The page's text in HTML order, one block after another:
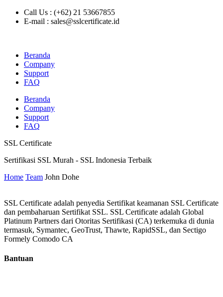
Call Us : (+62) 21 53667855
E-mail : sales@sslcertificate.id
Beranda
Company
Support
FAQ
Beranda
Company
Support
FAQ
SSL Certificate
Sertifikasi SSL Murah - SSL Indonesia Terbaik
Home Team John Dohe
SSL Certificate adalah penyedia Sertifikat keamanan SSL Certificate
dan pembaharuan Sertifikat SSL. SSL Certificate adalah Global
Platinum Partners dari Otoritas Sertifikasi (CA) terkemuka di dunia
termasuk, Symantec, GeoTrust, Thawte, RapidSSL, dan Sectigo
Formely Comodo CA
Bantuan